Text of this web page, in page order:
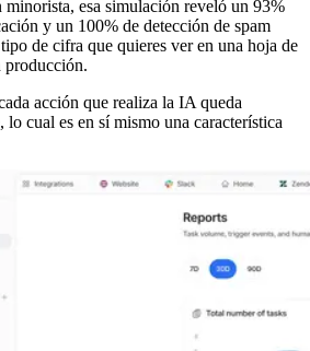
esa simulación reveló un 93%
y un 100% de detección de spam
de cifra que quieres ver en una hoja de
producción.
acción que realiza la IA queda
lo cual es en sí mismo una característica